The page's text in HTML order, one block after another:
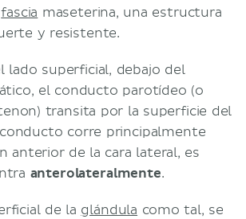
fascia maseterina, una estructura
y resistente.
lado superficial, debajo del
el conducto parotídeo (o
transita por la superficie del
corre principalmente
anterior de la cara lateral, es
anterolateralmente.
de la glándula como tal, se